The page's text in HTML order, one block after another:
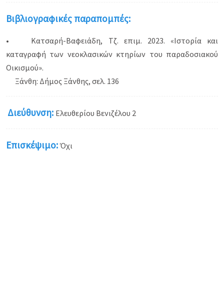
Βιβλιογραφικές παραπομπές:
• Κατσαρή-Βαφειάδη, Τζ. επιμ. 2023. «Ιστορία και
καταγραφή των νεοκλασικών κτηρίων του παραδοσιακού
Οικισμού».
Ξάνθη: Δήμος Ξάνθης, σελ. 136
Διεύθυνση: Ελευθερίου Βενιζέλου 2
Επισκέψιμο: Όχι